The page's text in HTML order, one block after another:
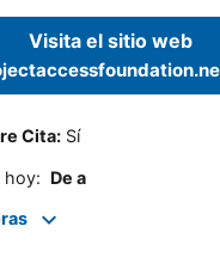
Visita el sitio web
Cita: Sí
hoy: De a